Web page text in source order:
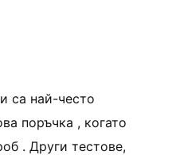
са най-често
поръчка , когато
. Други тестове,